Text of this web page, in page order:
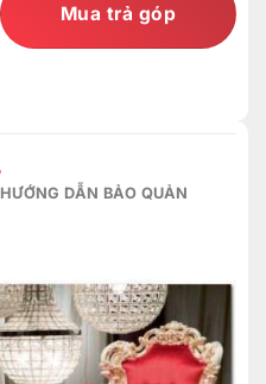
Mua trả góp
HƯỚNG DẪN BẢO QUẢN